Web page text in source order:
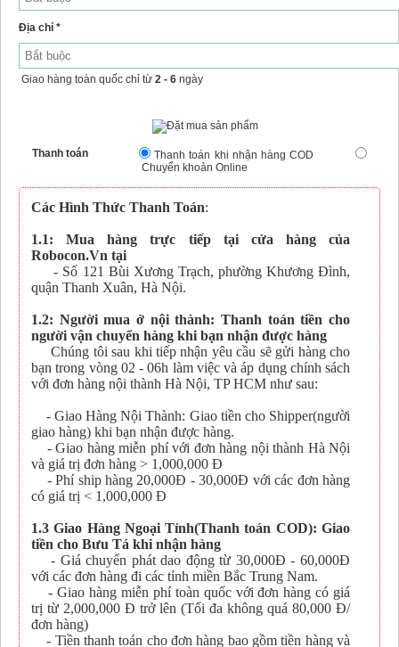
Địa chỉ *
Giao hàng toàn quốc chỉ từ 2 - 6 ngày
Thanh toán
Thanh toán khi nhận hàng COD
Chuyển khoản Online
Các Hình Thức Thanh Toán:
1.1: Mua hàng trực tiếp tại cửa hàng của
Robocon.Vn tại
- Số 121 Bùi Xương Trạch, phường Khương Đình,
quận Thanh Xuân, Hà Nội.
1.2: Người mua ở nội thành: Thanh toán tiền cho
người vận chuyển hàng khi bạn nhận được hàng
Chúng tôi sau khi tiếp nhận yêu cầu sẽ gửi hàng cho
bạn trong vòng 02 - 06h làm việc và áp dụng chính sách
với đơn hàng nội thành Hà Nội, TP HCM như sau:
- Giao Hàng Nội Thành: Giao tiền cho Shipper(người
giao hàng) khi bạn nhận được hàng.
- Giao hàng miễn phí với đơn hàng nội thành Hà Nội
và giá trị đơn hàng > 1,000,000 Đ
- Phí ship hàng 20,000Đ - 30,000Đ với các đơn hàng
có giá trị < 1,000,000 Đ
1.3 Giao Hàng Ngoại Tỉnh(Thanh toán COD): Giao
tiền cho Bưu Tá khi nhận hàng
- Giá chuyển phát dao động từ 30,000Đ - 60,000Đ
với các đơn hàng đi các tỉnh miền Bắc Trung Nam.
- Giao hàng miễn phí toàn quốc với đơn hàng có giá
trị từ 2,000,000 Đ trở lên (Tối đa không quá 80,000 Đ/
đơn hàng)
- Tiền thanh toán cho đơn hàng bao gồm tiền hàng và